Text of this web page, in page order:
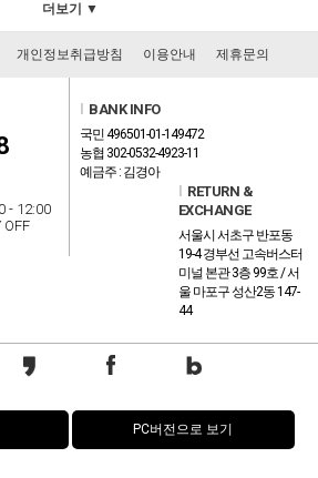
더보기 ▼
개인정보취급방침 이용안내 제휴문의
- 12:00
OFF
BANK INFO
국민 496501-01-149472
농협 302-0532-4923-11
예금주 : 김경아
RETURN &
EXCHANGE
서울시 서초구 반포동
19-4 경부선 고속버스터
미널 본관 3층 99호 / 서
울 마포구 성산2동 147-
44
PC버전으로 보기